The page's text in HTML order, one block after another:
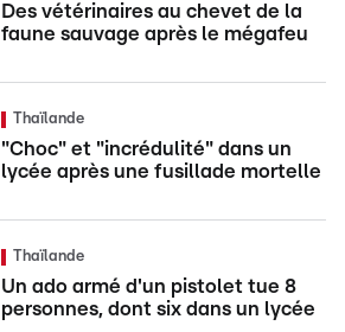
Des vétérinaires au chevet de la
faune sauvage après le mégafeu
Thaïlande
"Choc" et "incrédulité" dans un
lycée après une fusillade mortelle
Thaïlande
Un ado armé d'un pistolet tue 8
personnes, dont six dans un lycée